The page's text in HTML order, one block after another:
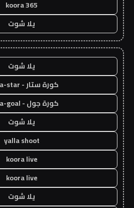
koora 365
يلا شوت
يلا شوت
كورة ستار - koora-star
كورة جول - koora-goal
يلا شوت
yalla shoot
koora live
koora live
يلا شوت